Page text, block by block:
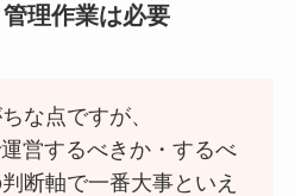
理作業は必要
な点ですが、
営するべきか・するべ
断軸で一番大事といえ